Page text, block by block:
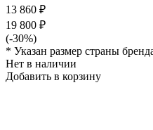
13 860 ₽
19 800 ₽
(-30%)
* Указан размер страны
Нет в наличии
Добавить в корзину